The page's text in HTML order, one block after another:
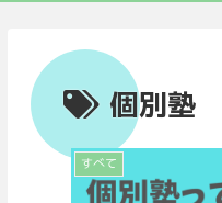
個別塾
すべて